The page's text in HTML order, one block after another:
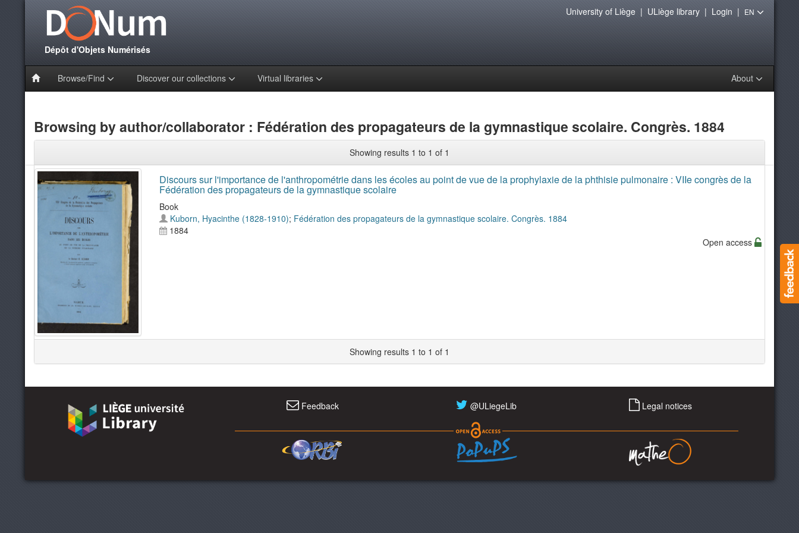
Dépôt d'Objets Numérisés
Browse/Find Discover our collections Virtual libraries About
University of Liège| ULiège library| Login | EN
Browsing by author/collaborator : Fédération des propagateurs de la gymnastique scolaire. Congrès. 1884
Showing results 1 to 1 of 1
Discours sur l'importance de l'anthropométrie dans les écoles au point de vue de la prophylaxie de la phthisie pulmonaire : VIIe congrès de la
Fédération des propagateurs de la gymnastique scolaire
Book
Kuborn, Hyacinthe (1828-1910); Fédération des propagateurs de la gymnastique scolaire. Congrès. 1884
1884
Open access
Showing results 1 to 1 of 1
Feedback @ULiegeLib Legal notices